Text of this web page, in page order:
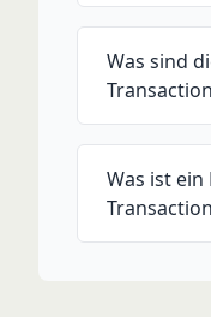
Was sind
Was ist